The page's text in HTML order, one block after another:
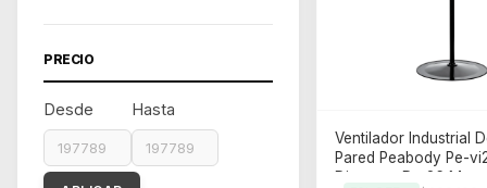
PRECIO
Desde Hasta
Ventilador Industrial
Pared Peabody Pe-
Diametro De 26